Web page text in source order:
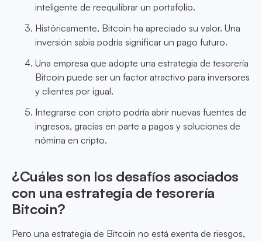
inteligente de reequilibrar un portafolio.
Históricamente, Bitcoin ha apreciado su valor. Una
inversión sabia podría significar un pago futuro.
Una empresa que adopte una estrategia de tesorería
Bitcoin puede ser un factor atractivo para inversores
y clientes por igual.
Integrarse con cripto podría abrir nuevas fuentes de
ingresos, gracias en parte a pagos y soluciones de
nómina en cripto.
¿Cuáles son los desafíos asociados
con una estrategia de tesorería
Bitcoin?
Pero una estrategia de Bitcoin no está exenta de riesgos,